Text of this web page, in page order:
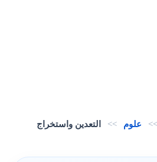
>> علوم >>
التعدين واستخراج